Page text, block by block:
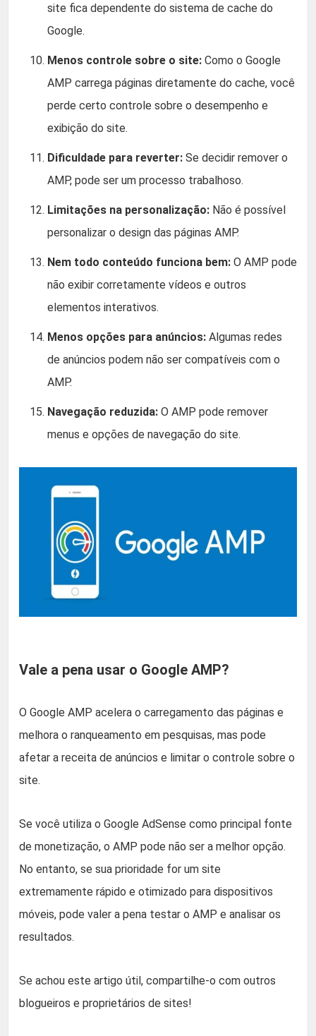
site fica dependente do sistema de cache do
Google.
Menos controle sobre o site: Como o Google
AMP carrega páginas diretamente do cache, você
perde certo controle sobre o desempenho e
exibição do site.
Dificuldade para reverter: Se decidir remover o
AMP, pode ser um processo trabalhoso.
Limitações na personalização: Não é possível
personalizar o design das páginas AMP.
Nem todo conteúdo funciona bem: O AMP pode
não exibir corretamente vídeos e outros
elementos interativos.
Menos opções para anúncios: Algumas redes
de anúncios podem não ser compatíveis com o
AMP.
Navegação reduzida: O AMP pode remover
menus e opções de navegação do site.
Vale a pena usar o Google AMP?
O Google AMP acelera o carregamento das páginas e
melhora o ranqueamento em pesquisas, mas pode
afetar a receita de anúncios e limitar o controle sobre o
site.
Se você utiliza o Google AdSense como principal fonte
de monetização, o AMP pode não ser a melhor opção.
No entanto, se sua prioridade for um site
extremamente rápido e otimizado para dispositivos
móveis, pode valer a pena testar o AMP e analisar os
resultados.
Se achou este artigo útil, compartilhe-o com outros
blogueiros e proprietários de sites!